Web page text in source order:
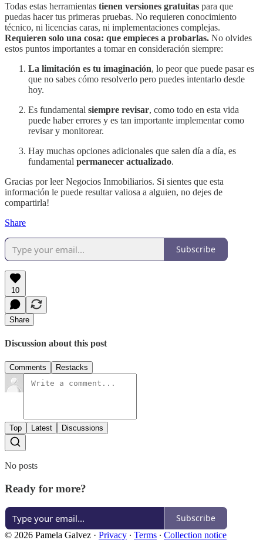
Todas estas herramientas tienen versiones gratuitas para que
puedas hacer tus primeras pruebas. No requieren conocimiento
técnico, ni licencias caras, ni implementaciones complejas.
Requieren solo una cosa: que empieces a probarlas. No olvides
estos puntos importantes a tomar en consideración siempre:
La limitación es tu imaginación, lo peor que puede pasar es
que no sabes cómo resolverlo pero puedes intentarlo desde
hoy.
Es fundamental siempre revisar, como todo en esta vida
puede haber errores y es tan importante implementar como
revisar y monitorear.
Hay muchas opciones adicionales que salen día a día, es
fundamental permanecer actualizado.
Gracias por leer Negocios Inmobiliarios. Si sientes que esta
información le puede resultar valiosa a alguien, no dejes de
compartirla!
Share
Subscribe
10
Share
Discussion about this post
Comments Restacks
Top Latest Discussions
No posts
Ready for more?
Subscribe
© 2026 Pamela Galvez · Privacy ∙ Terms ∙ Collection notice